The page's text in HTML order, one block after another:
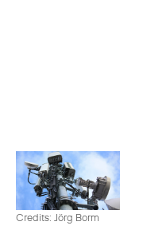
Credits: Jörg Borm